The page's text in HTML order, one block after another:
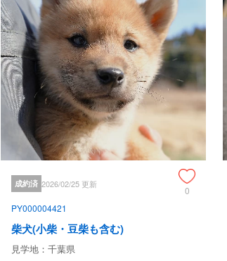
保証とサポート
生体保証内容
譲渡日10日以内に当該保証対象犬が当犬舎在籍時
全額当方負担で同等評価の犬を提供いたします(
け取り金額を上限として返金致します)。
なお、獣医師にかかる前にまず当方にご一報くだ
保証は同等評価の犬(または犬本体の受け取り金
治療費の保証及び金銭による保証はされません。
有し、不正請求の事実が判明した時は支給した犬
た経費を飼育者に対し請求できるものとします。
生命保証に関して、以下の場合は除外されます。
・飼育者の過失、故意に基づく死亡
・伝染病予防ワクチンの接種を受けず、そのための
・獣医師の治療を受けなかった場合の死亡
・事故による死亡、逃亡、及び盗難。
成約済 2026/02/25 更新
0
PY000004421
柴犬(小柴・豆柴も含む)
見学地：千葉県